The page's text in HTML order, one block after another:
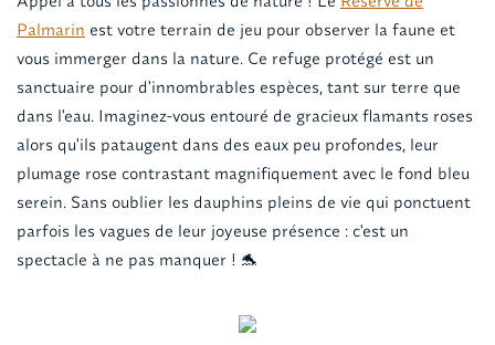
Palmarin est votre terrain de jeu pour observer la faune et
vous immerger dans la nature. Ce refuge protégé est un
sanctuaire pour d'innombrables espèces, tant sur terre que
dans l'eau. Imaginez-vous entouré de gracieux flamants roses
alors qu'ils pataugent dans des eaux peu profondes, leur
plumage rose contrastant magnifiquement avec le fond bleu
serein. Sans oublier les dauphins pleins de vie qui ponctuent
parfois les vagues de leur joyeuse présence : c'est un
spectacle à ne pas manquer ! 🐬